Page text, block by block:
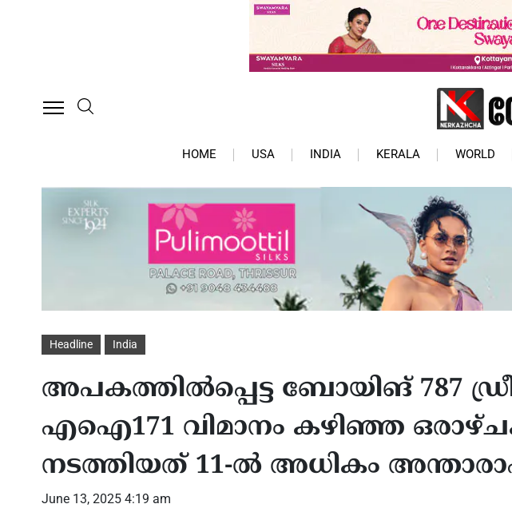
HOME USA INDIA KERALA WORLD
Headline India
അപകത്തിൽപ്പെട്ട ബോയിങ് 787
എഐ171 വിമാനം കഴിഞ്ഞ
നടത്തിയത് 11-ൽ അധികം
June 13, 2025 4:19 am